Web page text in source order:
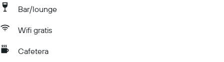
Bar/lounge
Wifi gratis
Cafetera